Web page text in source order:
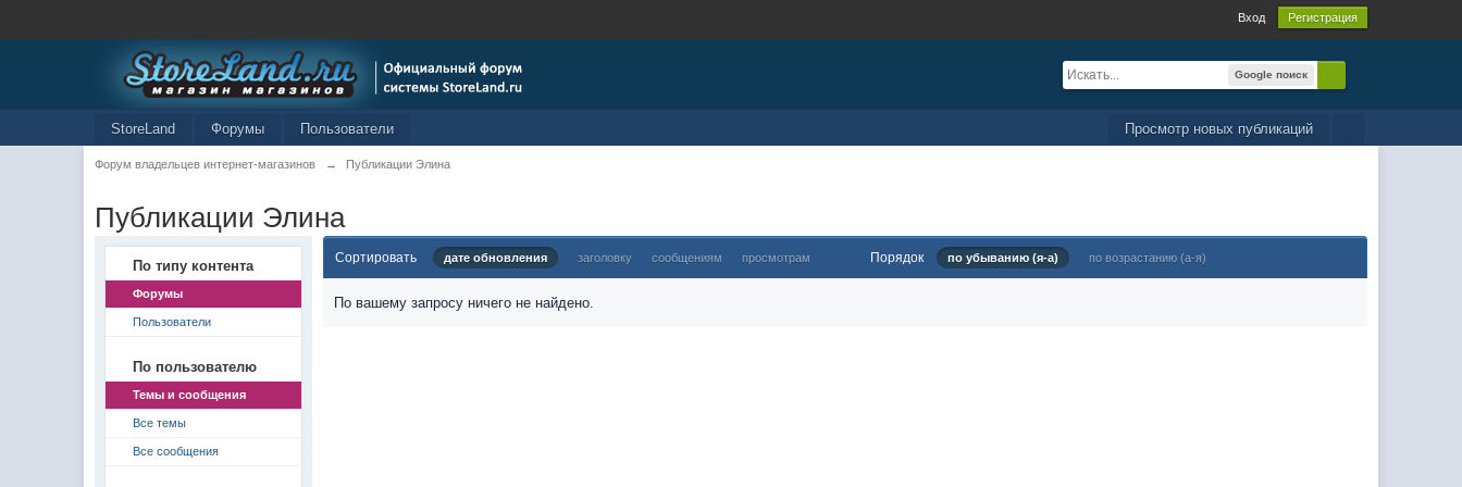
Вход Регистрация
Google поиск
Просмотр новых публикаций
StoreLand Форумы Пользователи
Форум владельцев интернет-магазинов → Публикации Элина
Публикации Элина
По типу контента
Форумы
Пользователи
По пользователю
Темы и сообщения
Все темы
Все сообщения
Сортировать дате обновления заголовку сообщениям просмотрам Порядок по убыванию (я-а) по возрастанию (а-я)
По вашему запросу ничего не найдено.